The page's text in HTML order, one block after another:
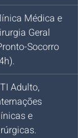
Médica e
Geral
Socorro
Adulto,
e